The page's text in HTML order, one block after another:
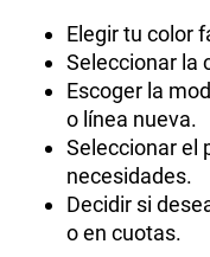
Elegir tu color
Seleccionar la
Escoger la
o línea nueva.
Seleccionar el
necesidades.
Decidir si
o en cuotas.